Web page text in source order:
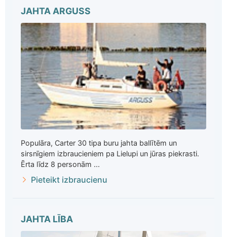
JAHTA ARGUSS
Populāra, Carter 30 tipa buru jahta ballītēm un
sirsnīgiem izbraucieniem pa Lielupi un jūras piekrasti.
Ērta līdz 8 personām ...
Pieteikt izbraucienu
JAHTA LĪBA